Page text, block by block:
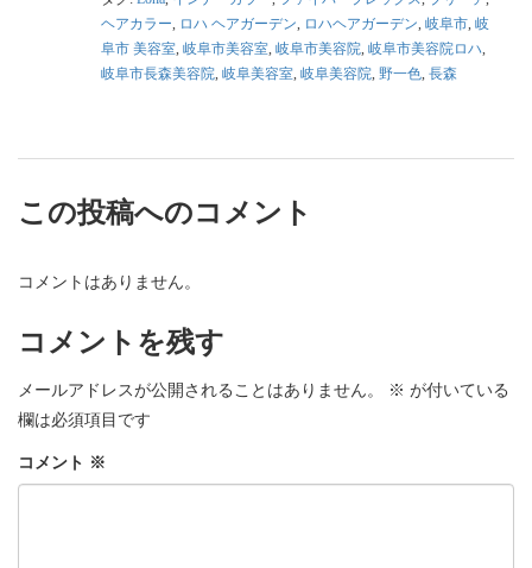
ヘアカラー, ロハ ヘアガーデン, ロハヘアガーデン, 岐阜市, 岐
阜市 美容室, 岐阜市美容室, 岐阜市美容院, 岐阜市美容院ロハ,
岐阜市長森美容院, 岐阜美容室, 岐阜美容院, 野一色, 長森
この投稿へのコメント
コメントはありません。
コメントを残す
メールアドレスが公開されることはありません。 ※ が付いている
欄は必須項目です
コメント ※